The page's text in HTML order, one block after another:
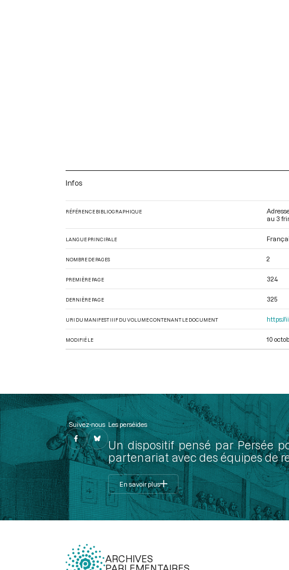
Infos
RÉFÉRENCE BIBLIOGRAPHIQUE
au 3
LANGUE PRINCIPALE
NOMBRE DE PAGES 2
PREMIÈRE PAGE 324
DERNIÈRE PAGE 325
URI DU MANIFEST IIIF DU VOLUME CONTENANT LE DOCUMENT https://
MODIFIÉ LE 10
Suivez-nous Les perséides
Un dispositif pensé par Persée
partenariat avec des équipes de
En savoir plus
ARCHIVES